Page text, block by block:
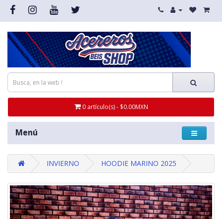
0 artículo(s) - $0.00MXN
Menú
INVIERNO HOODIE MARINO 2025